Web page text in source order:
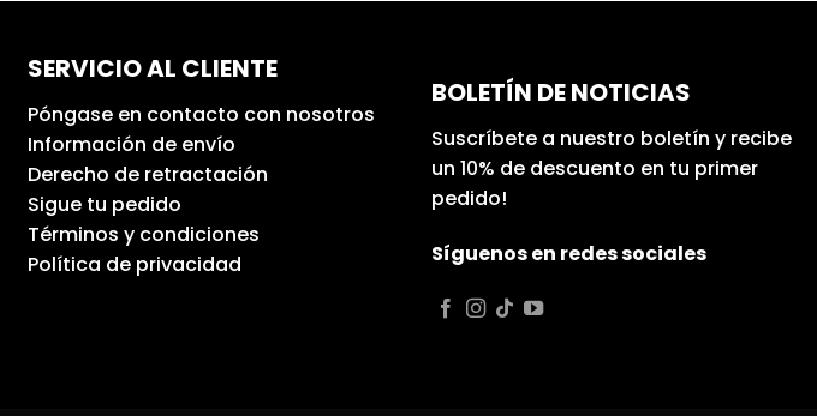
SERVICIO AL CLIENTE
Póngase en contacto con nosotros
Información de envío
Derecho de retractación
Sigue tu pedido
Términos y condiciones
Política de privacidad
BOLETÍN DE NOTICIAS
Suscríbete a nuestro boletín y recibe
un 10% de descuento en tu primer
pedido!
Síguenos en redes sociales